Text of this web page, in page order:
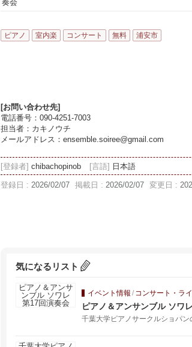
ピアノ 室内楽 コンサート 無料 浦安市
[お問い合わせ先]
電話番号：090-4251-7003
担当者：カキノウチ
メールアドレス：ensemble.soiree@gmail.com
[登録者] chibachopinob [言語] 日本語
登録日 : 2026/02/07 掲載日 : 2026/02/07 変更日 :
気になるリスト
イベント情報 / コンサート・ラ
ピアノ＆アンサンブル ソワ
千葉大学ピアノサークルショパ